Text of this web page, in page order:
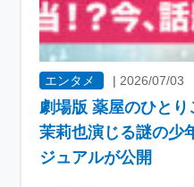
エンタメ |2026/07/03
劇場版 薬屋のひと
茉莉也演じる謎の少
ジュアルが公開